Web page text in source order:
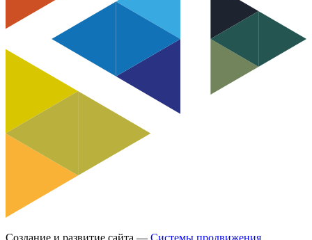
Создание и развитие сайта — Системы продвижения